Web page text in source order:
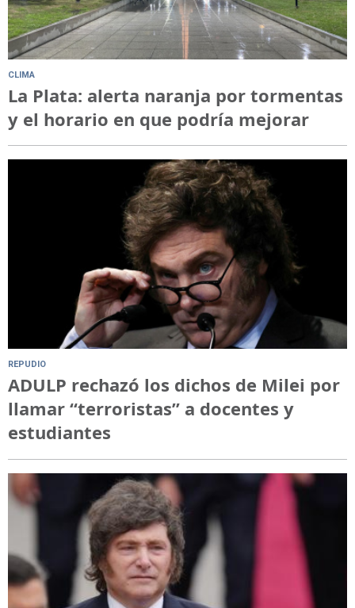
CLIMA
La Plata: alerta naranja por tormentas
y el horario en que podría mejorar
REPUDIO
ADULP rechazó los dichos de Milei por
llamar “terroristas” a docentes y
estudiantes